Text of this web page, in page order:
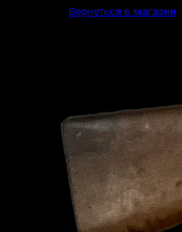
Вернуться в магазин